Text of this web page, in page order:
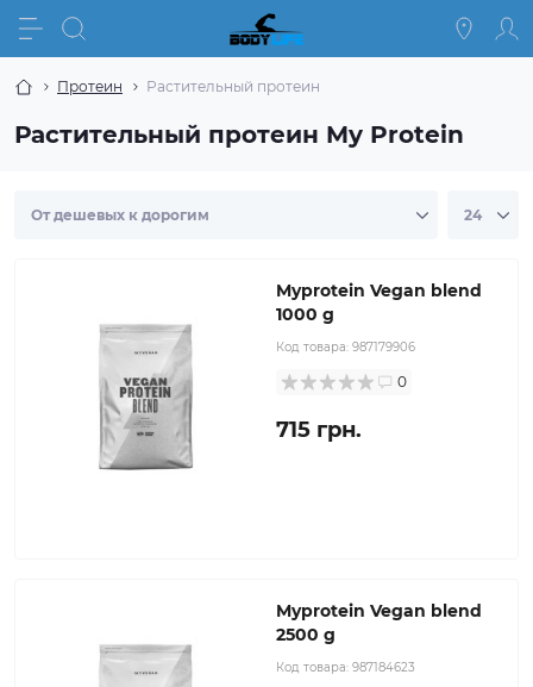
Протеин Растительный протеин
Растительный протеин My Protein
Myprotein Vegan blend
1000 g
Код товара: 987179906
0
715 грн.
Myprotein Vegan blend
2500 g
Код товара: 987184623